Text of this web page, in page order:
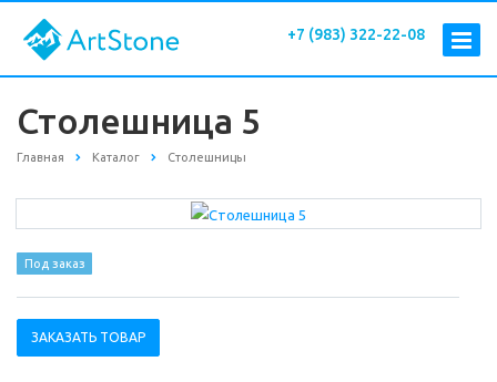
+7 (983) 322-22-08
Столешница 5
Главная Каталог Столешницы
Под заказ
ЗАКАЗАТЬ ТОВАР